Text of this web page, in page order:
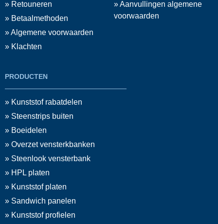
» Retouneren
» Betaalmethoden
» Algemene voorwaarden
» Klachten
» Aanvullingen algemene
voorwaarden
PRODUCTEN
» Kunststof rabatdelen
» Steenstrips buiten
» Boeidelen
» Overzet vensterkbanken
» Steenlook vensterbank
» HPL platen
» Kunststof platen
» Sandwich panelen
» Kunststof profielen